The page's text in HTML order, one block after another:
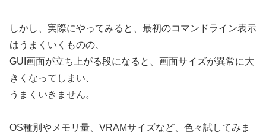
しかし、実際にやってみると、最初のコマンドライン表示
はうまくいくものの、
GUI画面が立ち上がる段になると、画面サイズが異常に大
きくなってしまい、
うまくいきません。
OS種別やメモリ量、VRAMサイズなど、色々試してみま